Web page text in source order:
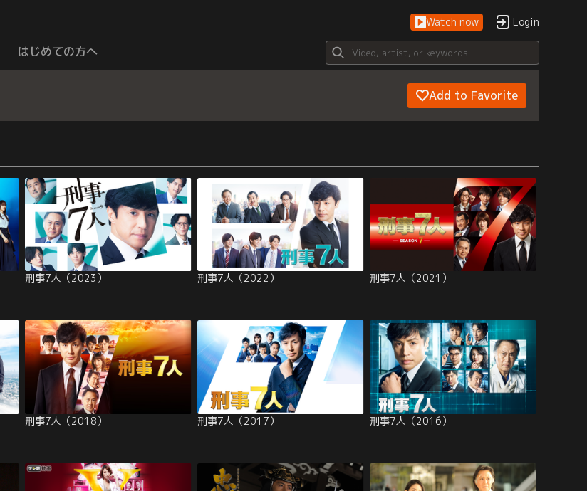
Watch now Login
はじめての方へ
Add to Favorite
刑事7人（2023） 刑事7人（2022） 刑事7人（2021）
刑事7人（2018） 刑事7人（2017） 刑事7人（2016）